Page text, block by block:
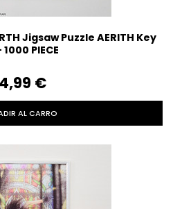
Jigsaw Puzzle AERITH Key
PIECE
‎€
AL CARRO